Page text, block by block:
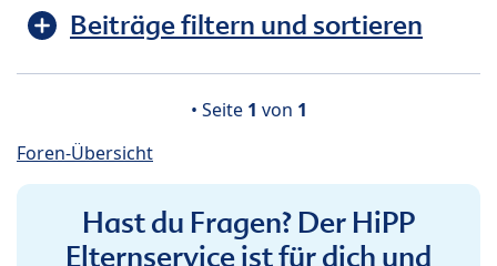
Beiträge filtern und sortieren
• Seite 1 von 1
Foren-Übersicht
Hast du Fragen? Der HiPP
Elternservice ist für dich und